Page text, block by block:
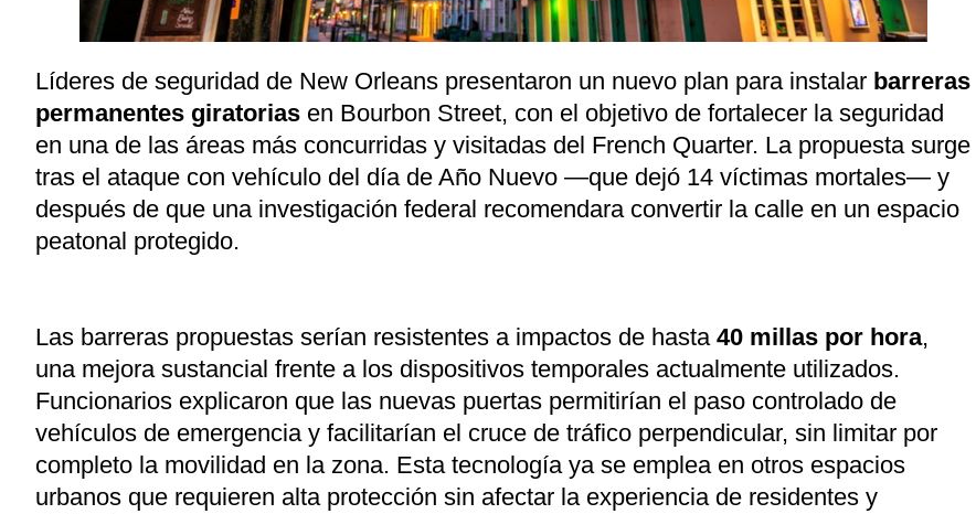
Líderes de seguridad de New Orleans presentaron un nuevo plan para instalar barreras
permanentes giratorias en Bourbon Street, con el objetivo de fortalecer la seguridad
en una de las áreas más concurridas y visitadas del French Quarter. La propuesta surge
tras el ataque con vehículo del día de Año Nuevo —que dejó 14 víctimas mortales— y
después de que una investigación federal recomendara convertir la calle en un espacio
peatonal protegido.
Las barreras propuestas serían resistentes a impactos de hasta 40 millas por hora,
una mejora sustancial frente a los dispositivos temporales actualmente utilizados.
Funcionarios explicaron que las nuevas puertas permitirían el paso controlado de
vehículos de emergencia y facilitarían el cruce de tráfico perpendicular, sin limitar por
completo la movilidad en la zona. Esta tecnología ya se emplea en otros espacios
urbanos que requieren alta protección sin afectar la experiencia de residentes y